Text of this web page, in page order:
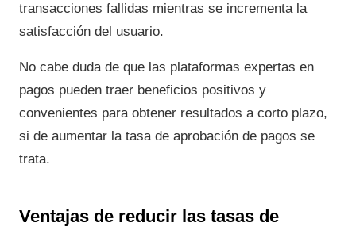
transacciones fallidas mientras se incrementa la
satisfacción del usuario.
No cabe duda de que las plataformas expertas en
pagos pueden traer beneficios positivos y
convenientes para obtener resultados a corto plazo,
si de aumentar la tasa de aprobación de pagos se
trata.
Ventajas de reducir las tasas de